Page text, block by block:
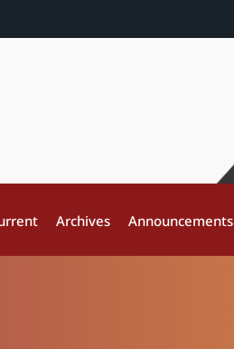
Archives Announcements